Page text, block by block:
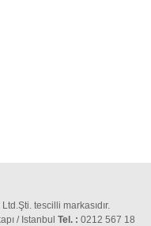
tescilli markasıdır.
/ Istanbul Tel. : 0212 567 18